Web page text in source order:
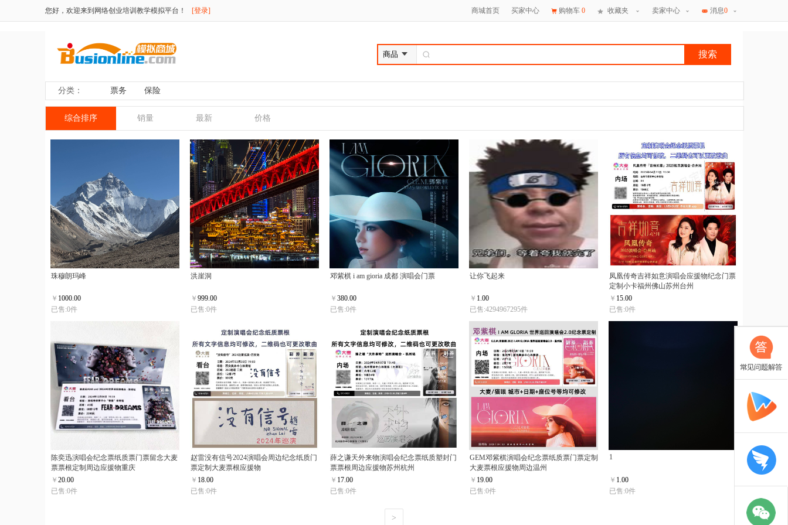
您好，欢迎来到网络创业培训教学模拟平台！ [登录] 商城首页 买家中心 购物车 0 收藏夹 卖家中心 消息0
消息
搜索
分类： 票务 保险
综合排序 销量 最新 价格
珠穆朗玛峰
￥ 1000.00
已售:0件
洪崖洞
￥ 999.00
已售:0件
邓紫棋 i am gioria 成都 演唱会门票
￥ 380.00
已售:0件
让你飞起来
￥ 1.00
已售:4294967295件
凤凰传奇吉祥如意演唱会应援物纪念门票
定制小卡福州佛山苏州台州
￥ 15.00
已售:0件
陈奕迅演唱会纪念票纸质票门票留念大麦
票票根定制周边应援物重庆
￥ 20.00
已售:0件
赵雷没有信号2024演唱会周边纪念纸质门
票定制大麦票根应援物
￥ 18.00
已售:0件
薛之谦天外来物演唱会纪念票纸质塑封门
票票根周边应援物苏州杭州
￥ 17.00
已售:0件
GEM邓紫棋演唱会纪念票纸质票门票定制
大麦票根应援物周边温州
￥ 19.00
已售:0件
1
￥ 1.00
已售:0件
>